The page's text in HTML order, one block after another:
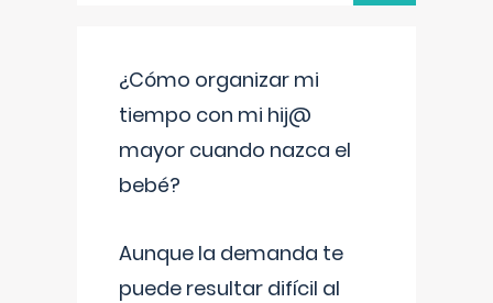
¿Cómo organizar mi
tiempo con mi hij@
mayor cuando nazca el
bebé?
Aunque la demanda te
puede resultar difícil al